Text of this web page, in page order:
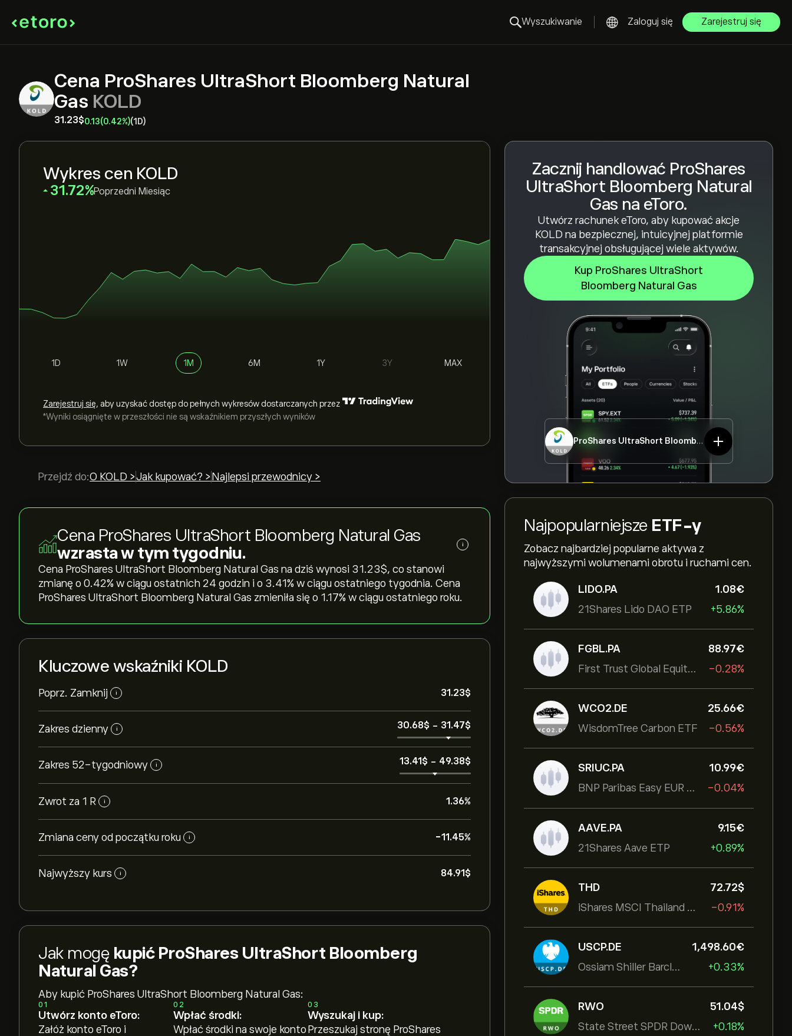
Wyszukiwanie Zaloguj się Zarejestruj się
Cena ProShares UltraShort Bloomberg Natural
Gas KOLD
31.23‎$‎0.13(0.42%)(1D)
Zacznij handlować ProShares
UltraShort Bloomberg Natural
Gas na eToro.
Utwórz rachunek eToro, aby kupować akcje
KOLD na bezpiecznej, intuicyjnej platformie
transakcyjnej obsługującej wiele aktywów.
Kup ProShares UltraShort
Bloomberg Natural Gas
ProShares UltraShort Bloomberg Natural Gas
Najpopularniejsze ETF-y
Zobacz najbardziej popularne aktywa z
najwyższymi wolumenami obrotu i ruchami cen.
LIDO.PA
21Shares Lido DAO ETP
1.08‎€‎
+5.86%
FGBL.PA
First Trust Global Equity Income UCITS ETF
88.97‎€‎
-0.28%
WCO2.DE
WisdomTree Carbon ETF
25.66‎€‎
-0.56%
SRIUC.PA
BNP Paribas Easy EUR Corp Bond SRI Fossil Free Ult
10.99‎€‎
-0.04%
AAVE.PA
21Shares Aave ETP
9.15‎€‎
+0.89%
THD
iShares MSCI Thailand ETF
72.72‎$‎
-0.91%
USCP.DE
Ossiam Shiller Barclays Cape US Sector Value TR
1,498.60‎€‎
+0.33%
RWO
State Street SPDR Dow Jones Global
51.04‎$‎
+0.18%
Wykres cen KOLD
‎31.72‎ Poprzedni Miesiąc
1D 1W 1M 6M 1Y 3Y MAX
Zarejestruj się, aby uzyskać dostęp do pełnych wykresów dostarczanych przez
*Wyniki osiągnięte w przeszłości nie są wskaźnikiem przyszłych wyników
Przejdź do:O KOLD >Jak kupować? > Najlepsi przewodnicy >
Cena ProShares UltraShort Bloomberg Natural Gas
wzrasta w tym tygodniu.
i
Cena ProShares UltraShort Bloomberg Natural Gas na dziś wynosi 31.23‎$‎, co stanowi
zmianę o ‎0.42‎% w ciągu ostatnich 24 godzin i o ‎3.41‎% w ciągu ostatniego tygodnia. Cena
ProShares UltraShort Bloomberg Natural Gas zmieniła się o ‎1.17‎% w ciągu ostatniego roku.
Kluczowe wskaźniki KOLD
Poprz. Zamknij i 31.23‎$‎
Zakres dzienny i 30.68‎$‎ - 31.47‎$‎
Zakres 52-tygodniowy i 13.41‎$‎ - 49.38‎$‎
Zwrot za 1 R i 1.36%
Zmiana ceny od początku roku i -11.45%
Najwyższy kurs i 84.91‎$‎
Jak mogę kupić ProShares UltraShort Bloomberg
Natural Gas?
Aby kupić ProShares UltraShort Bloomberg Natural Gas:
01
Utwórz konto eToro:
Załóż konto eToro i
02
Wpłać środki:
Wpłać środki na swoje konto
03
Wyszukaj i kup:
Przeszukaj stronę ProShares